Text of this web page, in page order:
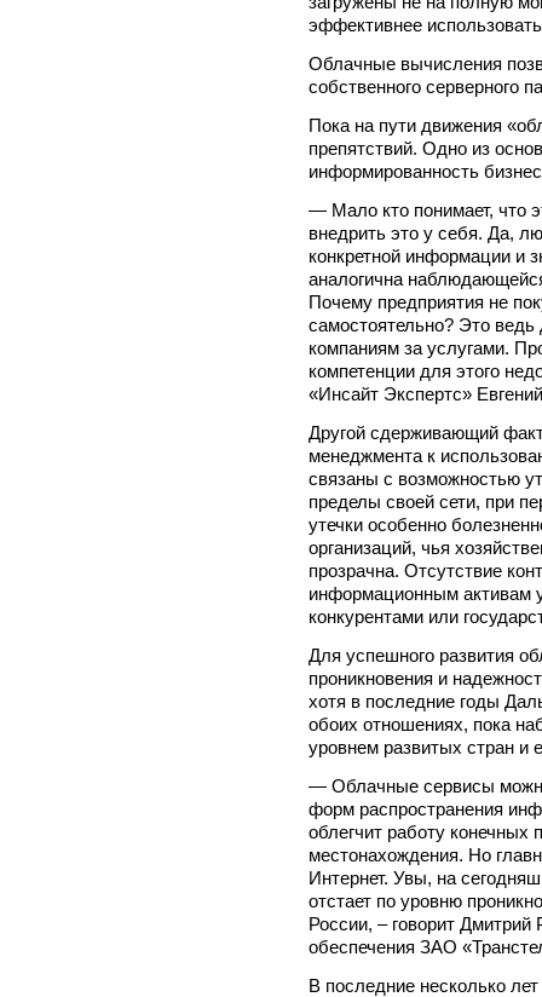
эффективнее
Облачные вычисления
собственного серверного
Пока на пути движения
препятствий. Одно из
информированность
— Мало кто понимает, что
внедрить это у себя. Да,
конкретной информации и
аналогична
Почему предприятия не
самостоятельно? Это
компаниям за услугами.
компетенции для этого
«Инсайт Экспертс»
Другой сдерживающий
менеджмента к
связаны с возможностью
пределы своей сети, при
утечки особенно
организаций, чья
прозрачна. Отсутствие
информационным активам
конкурентами или
Для успешного развития
проникновения и
хотя в последние годы
обоих отношениях, пока
уровнем развитых стран и
— Облачные сервисы
форм распространения
облегчит работу конечных
местонахождения. Но
Интернет. Увы, на
отстает по уровню
России, – говорит
обеспечения ЗАО
В последние несколько